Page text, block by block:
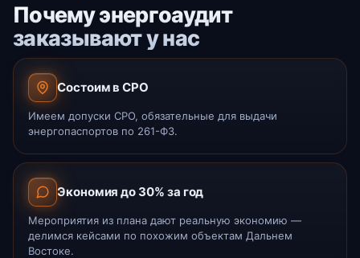
Почему энергоаудит
заказывают у нас
Состоим в СРО
Имеем допуски СРО, обязательные для выдачи
энергопаспортов по 261-ФЗ.
Экономия до 30% за год
Мероприятия из плана дают реальную экономию —
делимся кейсами по похожим объектам Дальнем
Востоке.